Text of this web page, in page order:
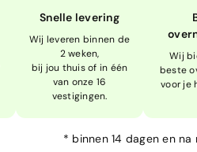
Snelle levering
Wij leveren binnen de
2 weken,
bij jou thuis of in één
van onze 16
vestigingen.
Wij
beste
voor je
* binnen 14 dagen en na